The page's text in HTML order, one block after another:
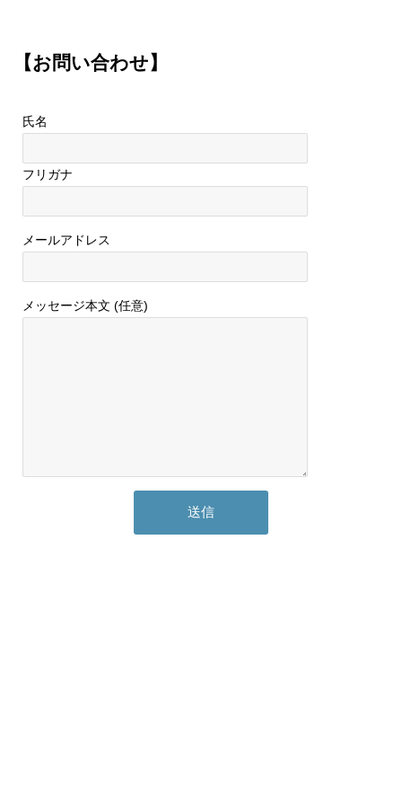
【お問い合わせ】
氏名
フリガナ
メールアドレス
メッセージ本文 (任意)